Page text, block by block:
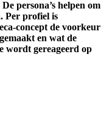
persona’s helpen om
Per profiel is
concept de voorkeur
en wat de
wordt gereageerd op